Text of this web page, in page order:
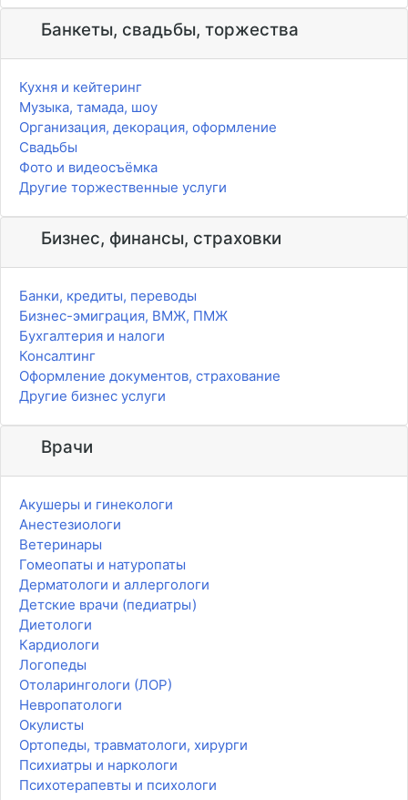
Банкеты, свадьбы, торжества
Кухня и кейтеринг
Музыка, тамада, шоу
Организация, декорация, оформление
Свадьбы
Фото и видеосъёмка
Другие торжественные услуги
Бизнес, финансы, страховки
Банки, кредиты, переводы
Бизнес-эмиграция, ВМЖ, ПМЖ
Бухгалтерия и налоги
Консалтинг
Оформление документов, страхование
Другие бизнес услуги
Врачи
Акушеры и гинекологи
Анестезиологи
Ветеринары
Гомеопаты и натуропаты
Дерматологи и аллергологи
Детские врачи (педиатры)
Диетологи
Кардиологи
Логопеды
Отоларингологи (ЛОР)
Невропатологи
Окулисты
Ортопеды, травматологи, хирурги
Психиатры и наркологи
Психотерапевты и психологи